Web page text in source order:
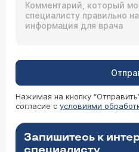
Нажимая на кнопку
согласие с условиями
Запишитесь к